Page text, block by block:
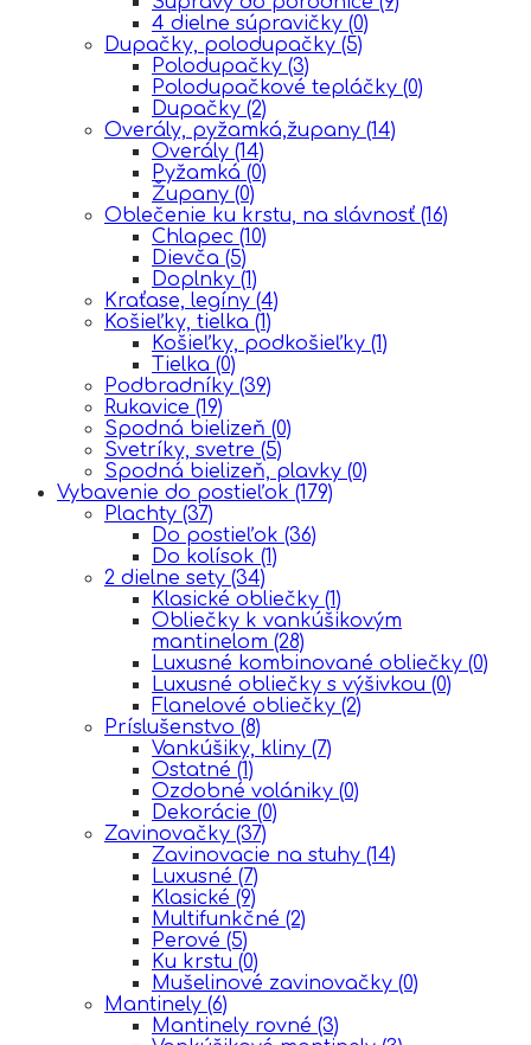
4 dielne súpravičky (0)
Dupačky, polodupačky (5)
Polodupačky (3)
Polodupačkové tepláčky (0)
Dupačky (2)
Overály, pyžamká,župany (14)
Overály (14)
Pyžamká (0)
Župany (0)
Oblečenie ku krstu, na slávnosť (16)
Chlapec (10)
Dievča (5)
Doplnky (1)
Kraťase, legíny (4)
Košieľky, tielka (1)
Košieľky, podkošieľky (1)
Tielka (0)
Podbradníky (39)
Rukavice (19)
Spodná bielizeň (0)
Svetríky, svetre (5)
Spodná bielizeň, plavky (0)
Vybavenie do postieľok (179)
Plachty (37)
Do postieľok (36)
Do kolísok (1)
2 dielne sety (34)
Klasické obliečky (1)
Obliečky k vankúšikovým
mantinelom (28)
Luxusné kombinované obliečky (0)
Luxusné obliečky s výšivkou (0)
Flanelové obliečky (2)
Príslušenstvo (8)
Vankúšiky, kliny (7)
Ostatné (1)
Ozdobné volániky (0)
Dekorácie (0)
Zavinovačky (37)
Zavinovacie na stuhy (14)
Luxusné (7)
Klasické (9)
Multifunkčné (2)
Perové (5)
Ku krstu (0)
Mušelinové zavinovačky (0)
Mantinely (6)
Mantinely rovné (3)